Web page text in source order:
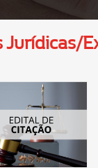
Jurídicas/